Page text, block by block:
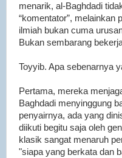
menarik, al-Baghdadi
“komentator”, melainkan
ilmiah bukan cuma
Bukan sembarang
Toyyib. Apa sebenarnya
Pertama, mereka
Baghdadi menyinggung
penyairnya, ada yang
diikuti begitu saja oleh
klasik sangat menaruh
"siapa yang berkata dan